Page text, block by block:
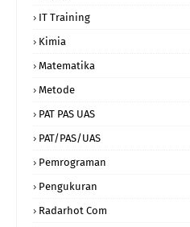
IT Training
Kimia
Matematika
Metode
PAT PAS UAS
PAT/PAS/UAS
Pemrograman
Pengukuran
Radarhot Com